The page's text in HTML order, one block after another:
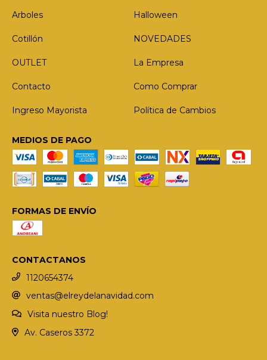
Arboles Halloween
Cotillón NOVEDADES
OUTLET La Empresa
Contacto Como Comprar
Ingreso Mayorista Política de Cambios
MEDIOS DE PAGO
FORMAS DE ENVÍO
CONTACTANOS
1120654374
ventas@elreydelanavidad.com
Visita nuestro Blog!
Av. Caseros 3372